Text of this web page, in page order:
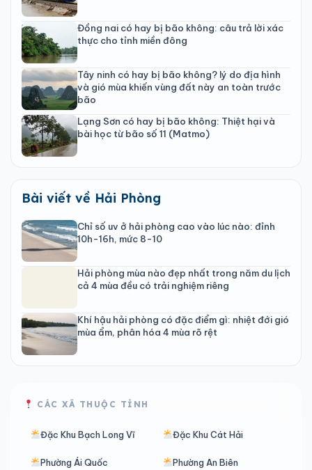
Đồng nai có hay bị bão không: câu trả lời xác
thực cho tỉnh miền đông
Tây ninh có hay bị bão không? lý do địa hình
và gió mùa khiến vùng đất này an toàn trước
bão
Lạng Sơn có hay bị bão không: Thiệt hại và
bài học từ bão số 11 (Matmo)
Bài viết về Hải Phòng
Chỉ số uv ở hải phòng cao vào lúc nào: đỉnh
10h-16h, mức 8-10
Hải phòng mùa nào đẹp nhất trong năm du lịch
cả 4 mùa đều có trải nghiệm riêng
Khí hậu hải phòng có đặc điểm gì: nhiệt đới gió
mùa ẩm, phân hóa 4 mùa rõ rệt
CÁC XÃ THUỘC TỈNH
Đặc Khu Bạch Long Vĩ Đặc Khu Cát Hải
Phường Ái Quốc Phường An Biên